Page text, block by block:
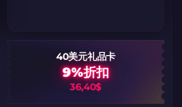
40美元礼品卡
9%折扣
36,40$